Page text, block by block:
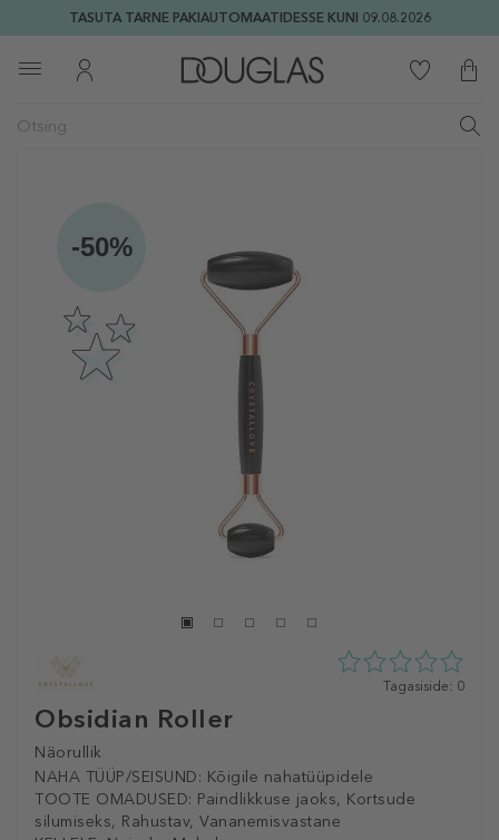
TASUTA TARNE PAKIAUTOMAATIDESSE KUNI 09.08.2026
-50%
Obsidian Roller
Näorullik
NAHA TÜÜP/SEISUND: Kõigile nahatüüpidele
TOOTE OMADUSED: Paindlikkuse jaoks, Kortsude
silumiseks, Rahustav, Vananemisvastane
0
Tagasiside: 0